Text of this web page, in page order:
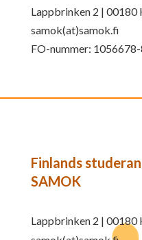
Lappbrinken 2 | 00180
samok(at)samok.fi
FO-nummer:
Finlands
SAMOK
Lappbrinken 2 | 00180